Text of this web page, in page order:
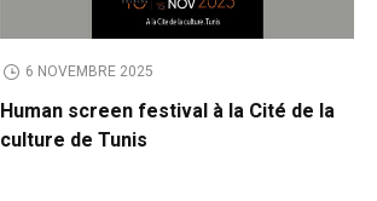
6 NOVEMBRE 2025
Human screen festival à la Cité de la
culture de Tunis